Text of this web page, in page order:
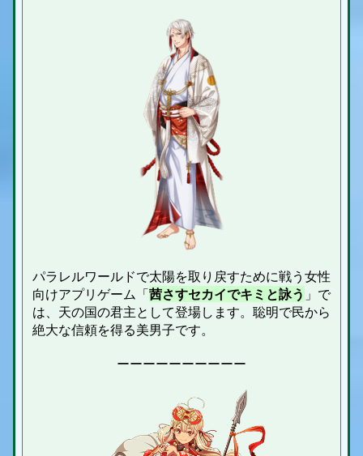
パラレルワールドで太陽を取り戻すために戦う女性
向けアプリゲーム「茜さすセカイでキミと詠う 」で
は、天の国の君主として登場します。聡明で民から
絶大な信頼を得る美男子です。
ーーーーーーーーーー